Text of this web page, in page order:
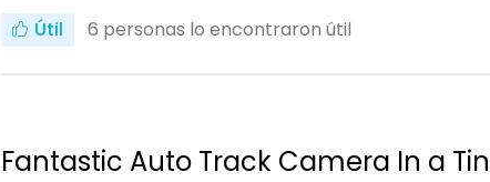
Útil 6 personas lo encontraron útil
Fantastic Auto Track Camera In a